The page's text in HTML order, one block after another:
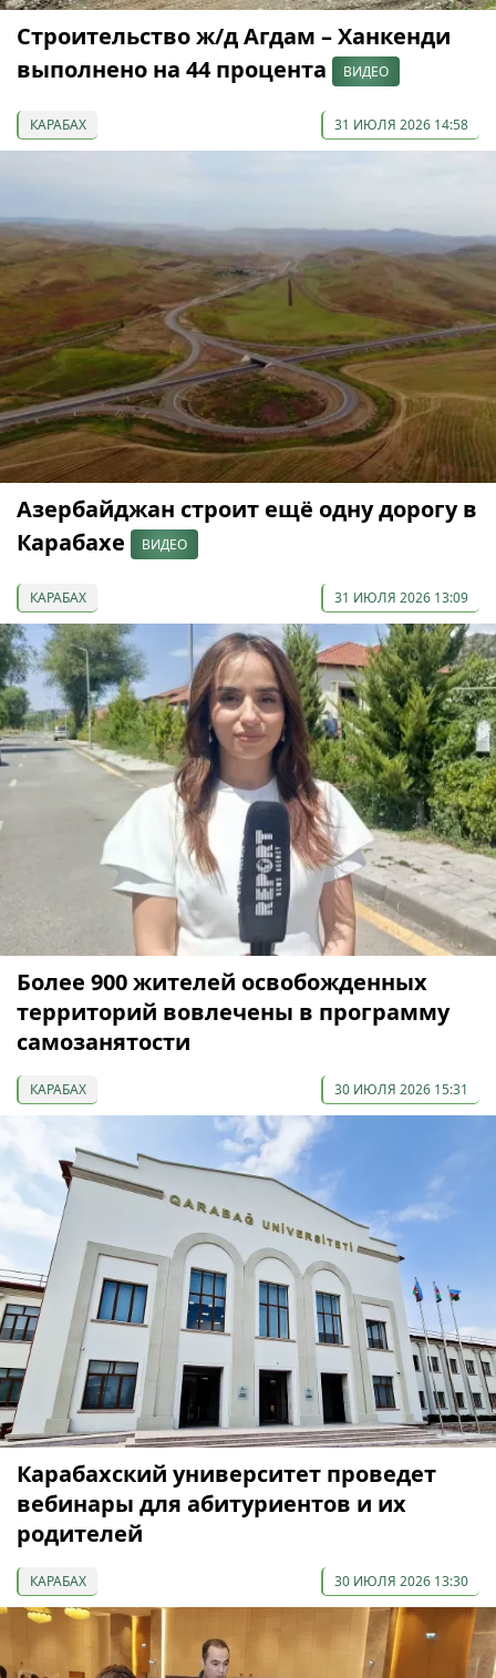
Строительство ж/д Агдам – Ханкенди
выполнено на 44 процента
ВИДЕО
КАРАБАХ 31 ИЮЛЯ 2026 14:58
Азербайджан строит ещё одну дорогу в
Карабахе
ВИДЕО
КАРАБАХ 31 ИЮЛЯ 2026 13:09
Более 900 жителей освобожденных
территорий вовлечены в программу
самозанятости
КАРАБАХ 30 ИЮЛЯ 2026 15:31
Карабахский университет проведет
вебинары для абитуриентов и их
родителей
КАРАБАХ 30 ИЮЛЯ 2026 13:30